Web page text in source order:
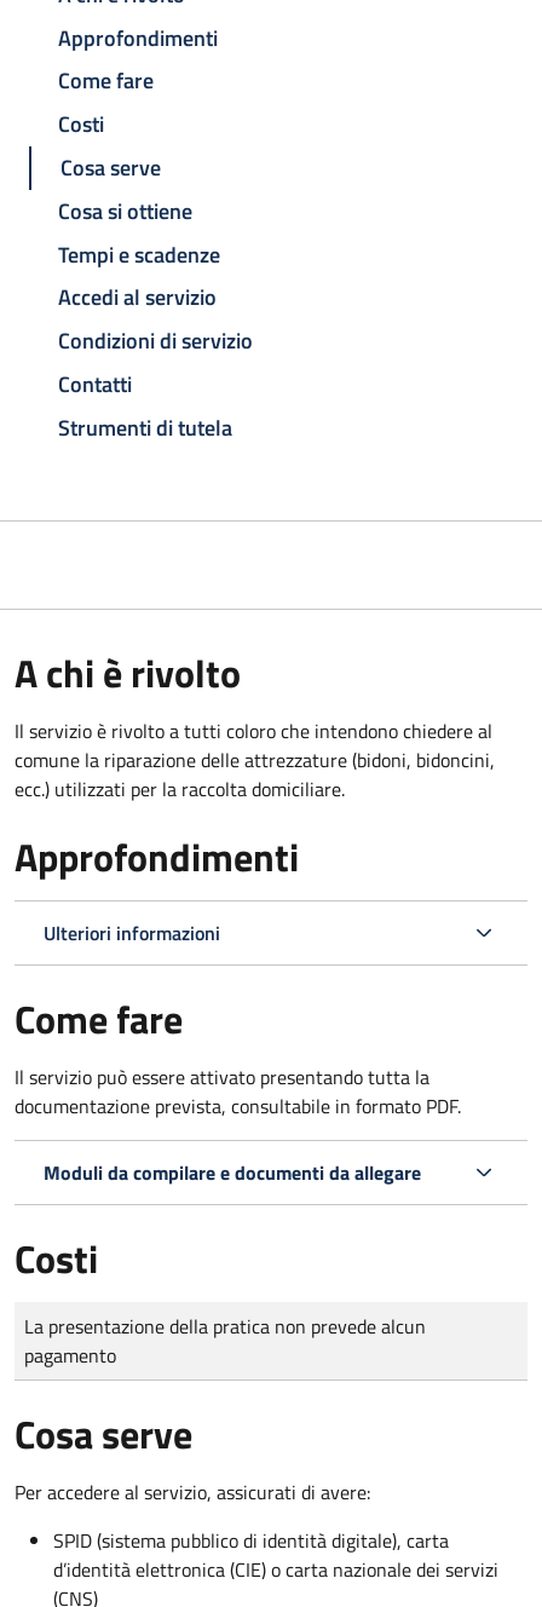
Approfondimenti
Come fare
Costi
Cosa serve
Cosa si ottiene
Tempi e scadenze
Accedi al servizio
Condizioni di servizio
Contatti
Strumenti di tutela
A chi è rivolto
Il servizio è rivolto a tutti coloro che intendono chiedere al
comune la riparazione delle attrezzature (bidoni, bidoncini,
ecc.) utilizzati per la raccolta domiciliare.
Approfondimenti
Ulteriori informazioni
Come fare
Il servizio può essere attivato presentando tutta la
documentazione prevista, consultabile in formato PDF.
Moduli da compilare e documenti da allegare
Costi
Tipo di pagamento
Importo
La presentazione della pratica non prevede alcun
pagamento
Cosa serve
Per accedere al servizio, assicurati di avere:
SPID (sistema pubblico di identità digitale), carta
d’identità elettronica (CIE) o carta nazionale dei servizi
(CNS)